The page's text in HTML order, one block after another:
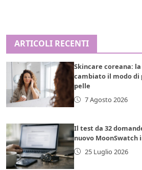
ARTICOLI RECENTI
Skincare coreana:
cambiato il modo di
pelle
7 Agosto 2026
Il test da 32
nuovo MoonSwatch
25 Luglio 2026